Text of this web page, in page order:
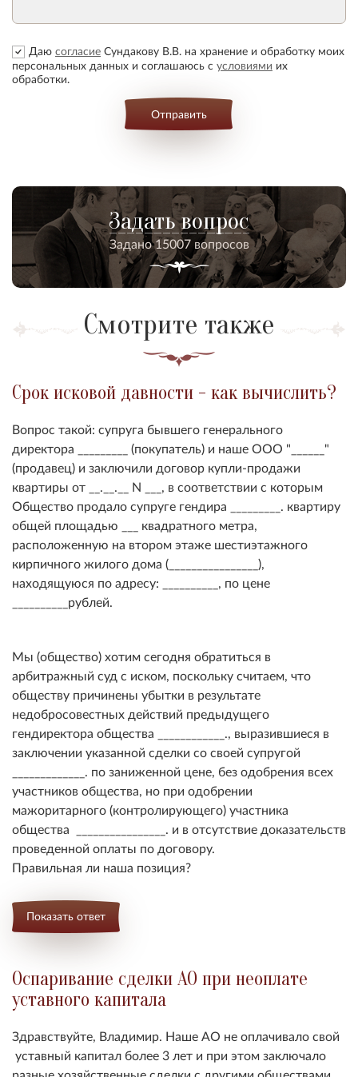
Даю согласие Сундакову В.В. на хранение и обработку моих
персональных данных и соглашаюсь с условиями их
обработки.
Отправить
Задать вопрос
Задано 15007 вопросов
Смотрите также
Срок исковой давности - как вычислить?
Вопрос такой: супруга бывшего генерального
директора _________ (покупатель) и наше ООО "______"
(продавец) и заключили договор купли-продажи
квартиры от __.__.__ N ___, в соответствии с которым
Общество продало супруге гендира _________. квартиру
общей площадью ___ квадратного метра,
расположенную на втором этаже шестиэтажного
кирпичного жилого дома (________________),
находящуюся по адресу: __________, по цене
__________рублей.
Мы (общество) хотим сегодня обратиться в
арбитражный суд с иском, поскольку считаем, что
обществу причинены убытки в результате
недобросовестных действий предыдущего
гендиректора общества ____________., выразившиеся в
заключении указанной сделки со своей супругой
_____________. по заниженной цене, без одобрения всех
участников общества, но при одобрении
мажоритарного (контролирующего) участника
общества ________________. и в отсутствие доказательств
проведенной оплаты по договору.
Правильная ли наша позиция?
Показать ответ
Оспаривание сделки АО при неоплате
уставного капитала
Здравствуйте, Владимир. Наше АО не оплачивало свой
уставный капитал более 3 лет и при этом заключало